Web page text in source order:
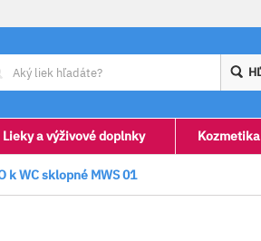
Lieky a výživové doplnky Kozmetika
k WC sklopné MWS 01